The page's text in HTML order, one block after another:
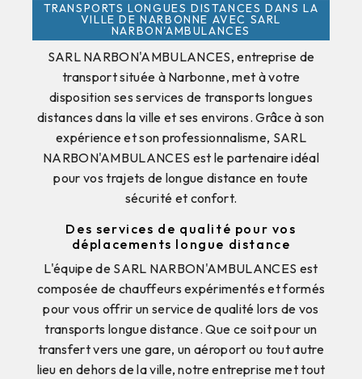
TRANSPORTS LONGUES DISTANCES DANS LA
VILLE DE NARBONNE AVEC SARL
NARBON'AMBULANCES
SARL NARBON'AMBULANCES, entreprise de
transport située à Narbonne, met à votre
disposition ses services de transports longues
distances dans la ville et ses environs. Grâce à son
expérience et son professionnalisme, SARL
NARBON'AMBULANCES est le partenaire idéal
pour vos trajets de longue distance en toute
sécurité et confort.
Des services de qualité pour vos
déplacements longue distance
L'équipe de SARL NARBON'AMBULANCES est
composée de chauffeurs expérimentés et formés
pour vous offrir un service de qualité lors de vos
transports longue distance. Que ce soit pour un
transfert vers une gare, un aéroport ou tout autre
lieu en dehors de la ville, notre entreprise met tout